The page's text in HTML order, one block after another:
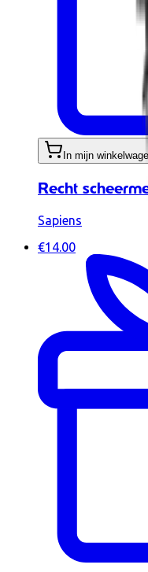
In mijn
Recht
Sapiens
€14.00